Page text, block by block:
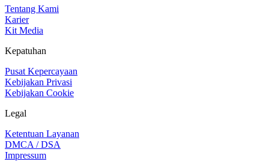
Tentang Kami
Karier
Kit Media
Kepatuhan
Pusat Kepercayaan
Kebijakan Privasi
Kebijakan Cookie
Legal
Ketentuan Layanan
DMCA / DSA
Impressum